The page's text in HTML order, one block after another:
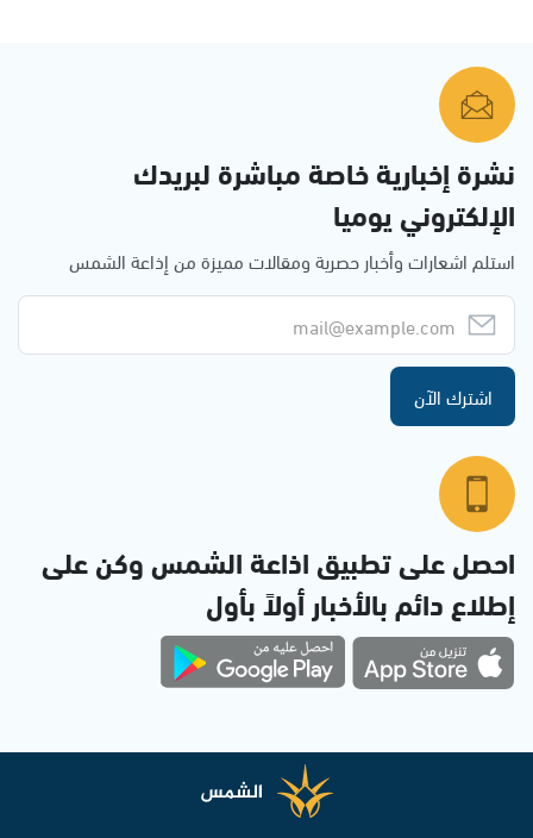
نشرة إخبارية خاصة مباشرة لبريدك
الإلكتروني يوميا
استلم اشعارات وأخبار حصرية ومقالات مميزة من إذاعة الشمس
اشترك الآن
احصل على تطبيق اذاعة الشمس وكن على
إطلاع دائم بالأخبار أولاً بأول